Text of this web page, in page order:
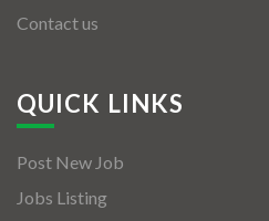
Contact us
QUICK LINKS
Post New Job
Jobs Listing